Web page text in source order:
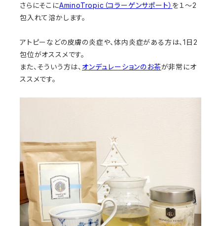
さらにそこにAminoTropic（コラーゲンサポート） を１～2
包入れて溶かします。
アトピーなどの皮膚の炎症や、体内炎症がある方は、1日2
包位がオススメです。
また、そういう方は、 オンデュレーションのお茶が非常にオ
ススメです。